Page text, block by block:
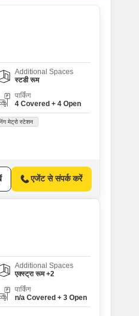
Additional Spaces
स्टडी रूम
पार्किंग
4 Covered + 4 Open
मेट्रो स्टेशन
एजेंट से संपर्क करें
Additional Spaces
एक्स्ट्रा रूम +2
पार्किंग
n/a Covered + 3 Open